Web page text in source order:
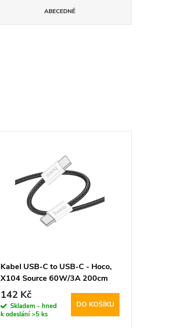
ABECEDNĚ
Kabel USB-C to USB-C - Hoco,
X104 Source 60W/3A 200cm
Black
142 Kč
Skladem - hned
k odeslání>5 ks
DO KOŠÍKU